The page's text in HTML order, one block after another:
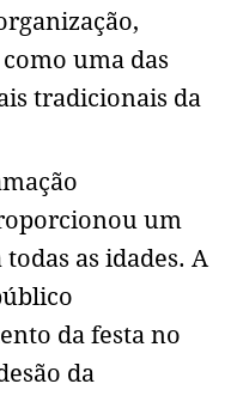
uma das
tradicionais da
um
as idades. A
da festa no
da